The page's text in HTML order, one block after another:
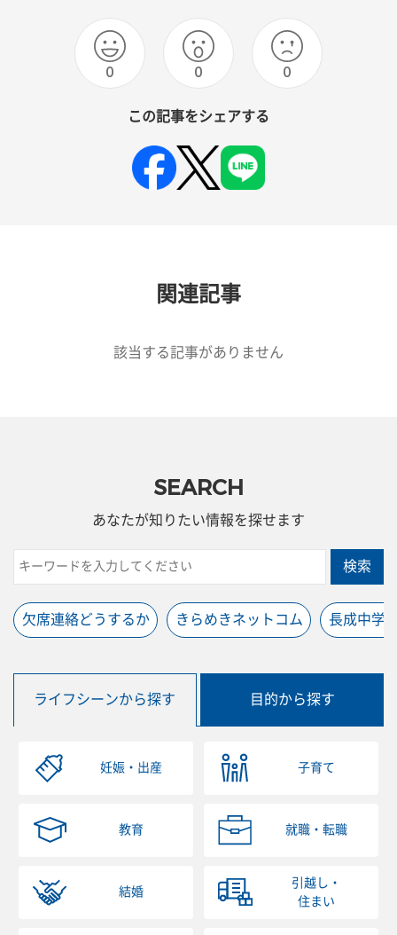
0 0 0
この記事をシェアする
関連記事
該当する記事がありません
SEARCH
あなたが知りたい情報を探せます
検索
欠席連絡どうするか きらめきネットコム 長成中学
ライフシーンから探す 目的から探す
妊娠・出産 子育て
教育 就職・転職
結婚
引越し・
住まい